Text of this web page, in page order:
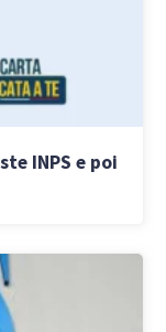
INPS e poi